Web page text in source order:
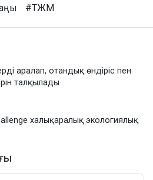
#ТЖМ
аралап, отандық өндіріс пен
талқылады
халықаралық экологиялық